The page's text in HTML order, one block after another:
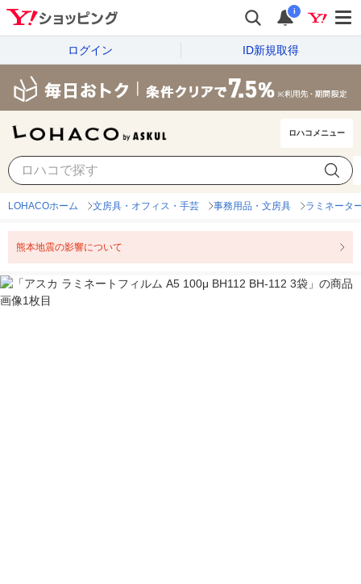
i
ログイン ID新規取得
ロハコメニュー
LOHACOホーム 文房具・オフィス・手芸 事務用品・文房具 ラミネータ
熊本地震の影響について